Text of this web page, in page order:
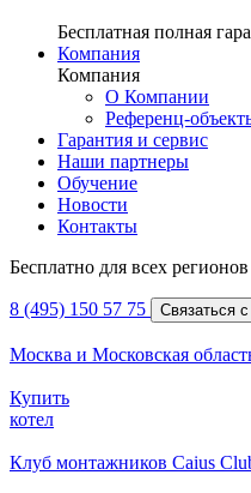
Бесплатная полная
Компания
Компания
О Компании
Референц-
Гарантия и сервис
Наши партнеры
Обучение
Новости
Контакты
Бесплатно для всех
8 (495) 150 57 75 Связаться
Москва и Московская
Купить
котел
Клуб монтажников Caius